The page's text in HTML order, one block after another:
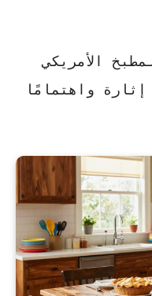
الأمريكي
واهتمامًا